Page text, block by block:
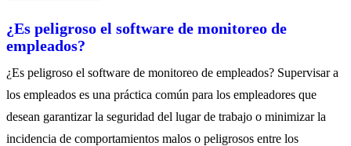
¿Es peligroso el software de monitoreo de
empleados?
¿Es peligroso el software de monitoreo de empleados? Supervisar a
los empleados es una práctica común para los empleadores que
desean garantizar la seguridad del lugar de trabajo o minimizar la
incidencia de comportamientos malos o peligrosos entre los